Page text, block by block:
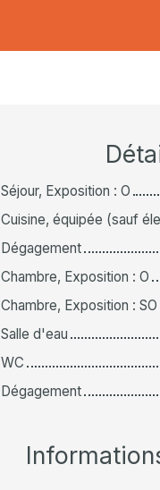
Séjour, Exposition : O
Cuisine, équipée (sauf
Dégagement
Chambre, Exposition : O
Chambre, Exposition : SO
Salle d'eau
WC
Dégagement